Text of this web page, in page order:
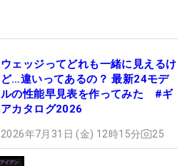
ウェッジってどれも一緒に見えるけ
ど…違いってあるの？ 最新24モデ
ルの性能早見表を作ってみた #ギ
アカタログ2026
2026年7月31日 (金) 12時15分 25